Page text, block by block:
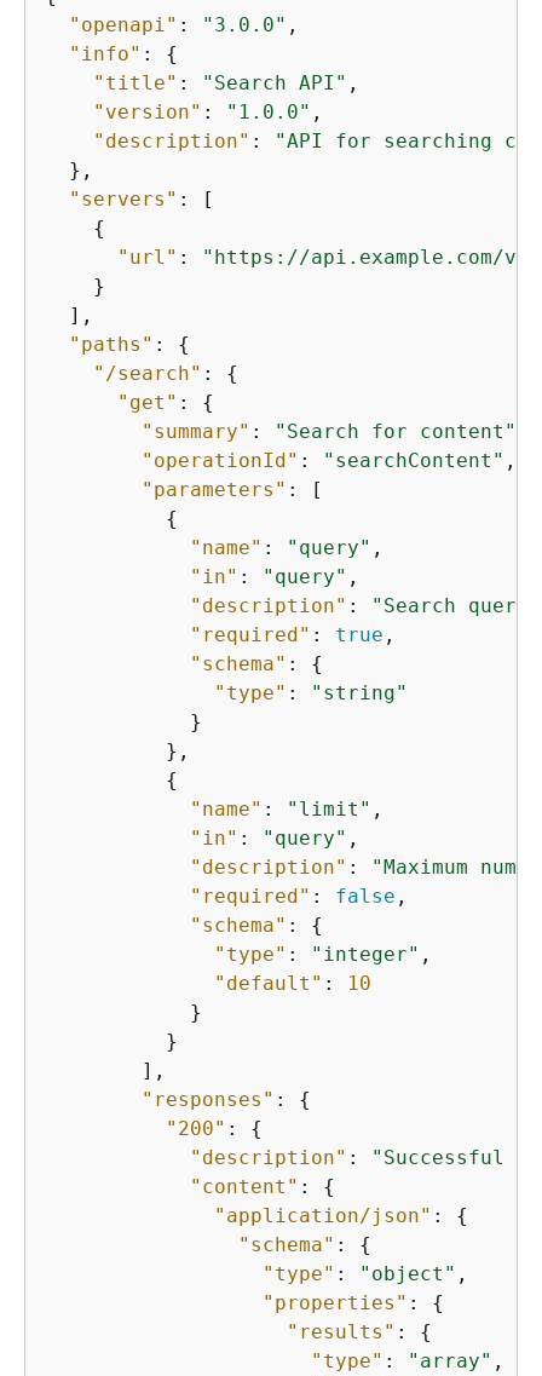
"openapi" : "3.0.0" ,
"info" : {
"title" : "Search API" ,
"version" : "1.0.0" ,
"description" :
"API for searching
  },
"servers" : [
{
"url" :
"https://api.example.com/v1"
    }
  ],
"paths" : {
"/search" : {
"get" : {
"summary" : "Search for content"
"operationId" : "searchContent" ,
"parameters" : [
{
"name" : "query" ,
"in" : "query" ,
"description" : "Search query"
"required" : true ,
"schema" : {
"type" :
"string"
            }
          },
{
"name" : "limit" ,
"in" : "query" ,
"description" :
"Maximum
"required" : false ,
"schema" : {
"type" : "integer" ,
"default" :
10
            }
          }
        ],
"responses" : {
"200" : {
"description" :
"Successful
"content" : {
"application/json" : {
"schema" : {
"type" : "object" ,
"properties" : {
"results" : {
"type" : "array" ,